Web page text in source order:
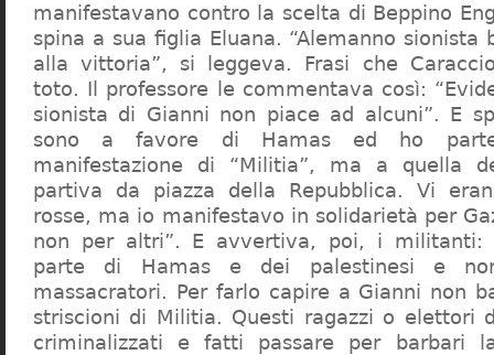
manifestavano contro la scelta di Beppino
spina a sua figlia Eluana. “Alemanno sionista
alla vittoria”, si leggeva. Frasi che
toto. Il professore le commentava così:
sionista di Gianni non piace ad alcuni”. E
sono a favore di Hamas ed ho
manifestazione di “Militia”, ma a quella
partiva da piazza della Repubblica. Vi
rosse, ma io manifestavo in solidarietà per
non per altri”. E avvertiva, poi, i militanti:
parte di Hamas e dei palestinesi e
massacratori. Per farlo capire a Gianni non
striscioni di Militia. Questi ragazzi o elettori
criminalizzati e fatti passare per barbari